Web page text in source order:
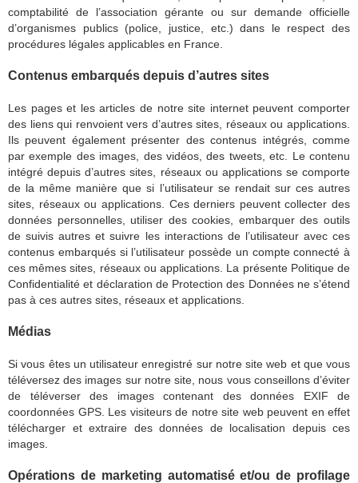
comptabilité de l’association gérante ou sur demande officielle
d’organismes publics (police, justice, etc.) dans le respect des
procédures légales applicables en France.
Contenus embarqués depuis d’autres sites
Les pages et les articles de notre site internet peuvent comporter
des liens qui renvoient vers d’autres sites, réseaux ou applications.
Ils peuvent également présenter des contenus intégrés, comme
par exemple des images, des vidéos, des tweets, etc. Le contenu
intégré depuis d’autres sites, réseaux ou applications se comporte
de la même manière que si l’utilisateur se rendait sur ces autres
sites, réseaux ou applications. Ces derniers peuvent collecter des
données personnelles, utiliser des cookies, embarquer des outils
de suivis autres et suivre les interactions de l’utilisateur avec ces
contenus embarqués si l’utilisateur possède un compte connecté à
ces mêmes sites, réseaux ou applications. La présente Politique de
Confidentialité et déclaration de Protection des Données ne s’étend
pas à ces autres sites, réseaux et applications.
Médias
Si vous êtes un utilisateur enregistré sur notre site web et que vous
téléversez des images sur notre site, nous vous conseillons d’éviter
de téléverser des images contenant des données EXIF de
coordonnées GPS. Les visiteurs de notre site web peuvent en effet
télécharger et extraire des données de localisation depuis ces
images.
Opérations de marketing automatisé et/ou de profilage